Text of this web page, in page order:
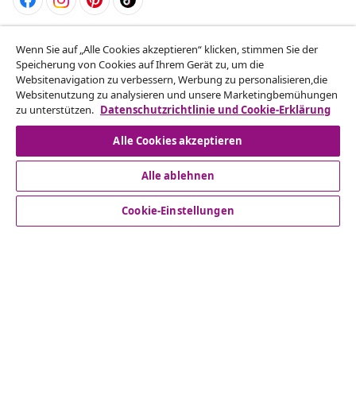
Vom Vertrag zurücktreten
Reiche einen Widerrufsantrag für deine Bestellung
ein.
Vom Vertrag zurücktreten
Kundenservice
Wenn Sie auf „Alle Cookies akzeptieren“ klicken, stimmen Sie der
Speicherung von Cookies auf Ihrem Gerät zu, um die
Websitenavigation zu verbessern, Werbung zu personalisieren,die
Websitenutzung zu analysieren und unsere Marketingbemühungen
zu unterstützen. Datenschutzrichtlinie und Cookie-Erklärung
Alle Cookies akzeptieren
Alle ablehnen
Cookie-Einstellungen